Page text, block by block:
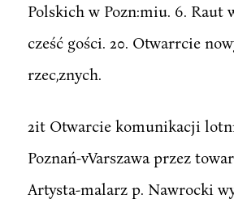
Polskich w Pozn:miu. 6. Raut
cześć gości. 20. Otwarrcie
rzec,znych.
2it Otwarcie komunikacji
Poznań-vVarszawa przez
Artysta-malarz p. Nawrocki